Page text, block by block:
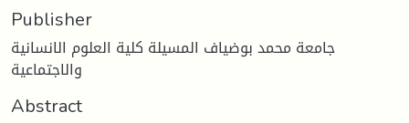
Publisher
جامعة محمد بوضياف المسيلة كلية العلوم الانسانية
والاجتماعية
Abstract